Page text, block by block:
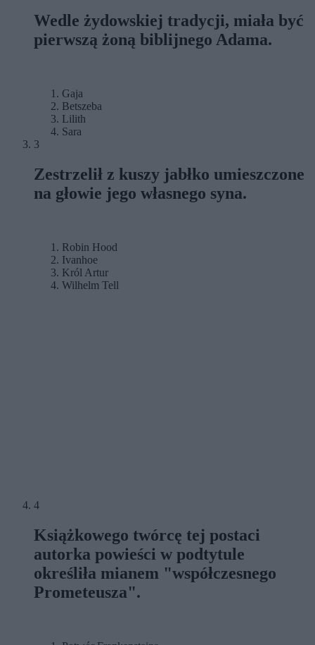
Wedle żydowskiej tradycji, miała być
pierwszą żoną biblijnego Adama.
Gaja
Betszeba
Lilith
Sara
3
Zestrzelił z kuszy jabłko umieszczone
na głowie jego własnego syna.
Robin Hood
Ivanhoe
Król Artur
Wilhelm Tell
4
Książkowego twórcę tej postaci
autorka powieści w podtytule
określiła mianem "współczesnego
Prometeusza".